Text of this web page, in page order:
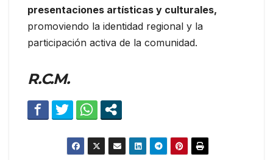
presentaciones artísticas y culturales,
promoviendo la identidad regional y la
participación activa de la comunidad.
R.C.M.